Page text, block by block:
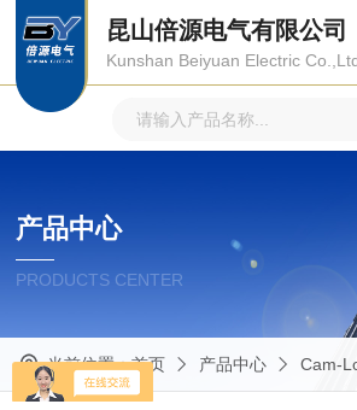
昆山倍源电气有限公司
Kunshan Beiyuan Electric
产品中心
PRODUCTS CENTER
当前位置：首页 产品中心 Cam-